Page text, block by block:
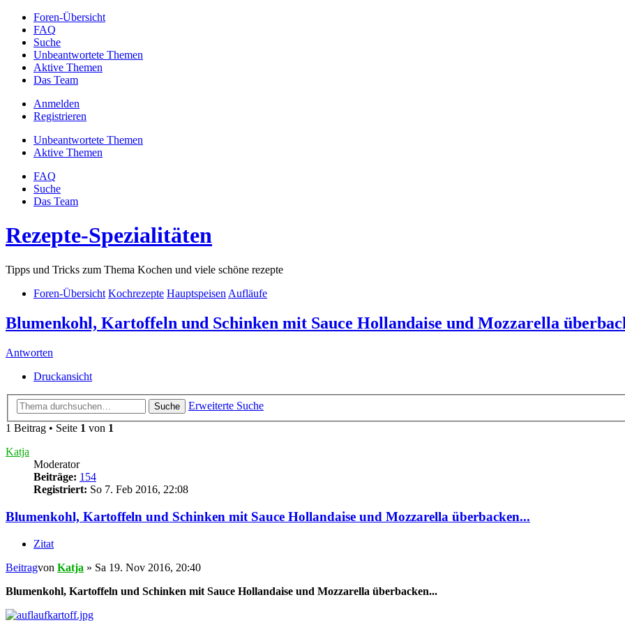
Foren-Übersicht
FAQ
Suche
Unbeantwortete Themen
Aktive Themen
Das Team
Anmelden
Registrieren
Unbeantwortete Themen
Aktive Themen
FAQ
Suche
Das Team
Rezepte-Spezialitäten
Tipps und Tricks zum Thema Kochen und viele schöne rezepte
Foren-Übersicht Kochrezepte Hauptspeisen Aufläufe
Blumenkohl, Kartoffeln und Schinken mit Sauce Hollandaise und Mozzarella
Antworten
Druckansicht
Suche
Erweiterte Suche
1 Beitrag • Seite 1 von 1
Katja
Moderator
Beiträge: 154
Registriert: So 7. Feb 2016, 22:08
Blumenkohl, Kartoffeln und Schinken mit Sauce Hollandaise und Mozzarella überbacken...
Zitat
Beitragvon Katja » Sa 19. Nov 2016, 20:40
Blumenkohl, Kartoffeln und Schinken mit Sauce Hollandaise und Mozzarella überbacken...